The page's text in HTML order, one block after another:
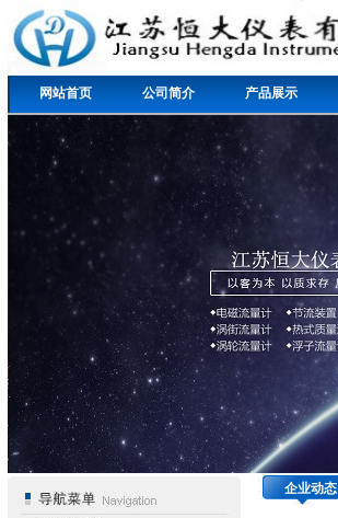
网站首页 公司简介 产品展示
企业动态